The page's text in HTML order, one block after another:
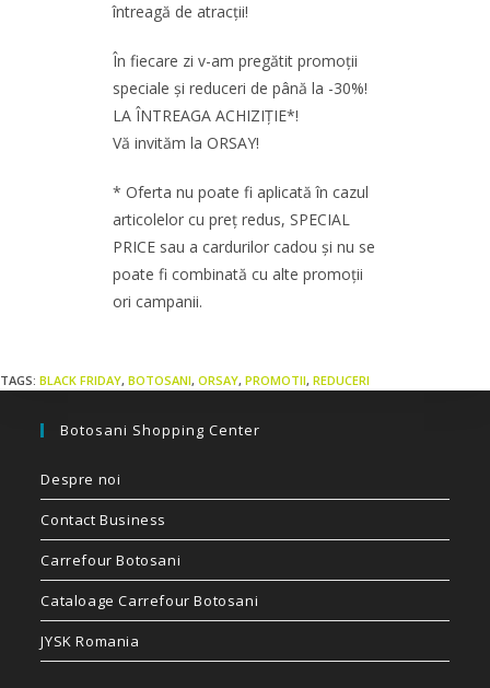
întreagă de atracții!
În fiecare zi v-am pregătit promoții
speciale și reduceri de până la -30%!
LA ÎNTREAGA ACHIZIȚIE*!
Vă invităm la ORSAY!
* Oferta nu poate fi aplicată în cazul
articolelor cu preț redus, SPECIAL
PRICE sau a cardurilor cadou și nu se
poate fi combinată cu alte promoții
ori campanii.
TAGS: BLACK FRIDAY, BOTOSANI, ORSAY, PROMOTII, REDUCERI
Botosani Shopping Center
Despre noi
Contact Business
Carrefour Botosani
Cataloage Carrefour Botosani
JYSK Romania